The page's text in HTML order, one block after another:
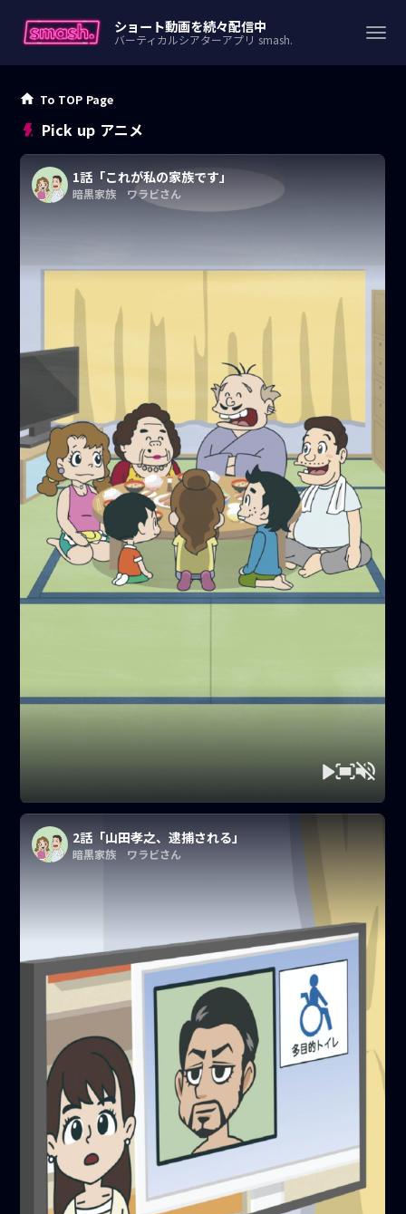
ショート動画を続々配信中
バーティカルシアターアプリ smash.
To TOP Page
Pick up アニメ
1話「これが私の家族です」
暗黒家族 ワラビさん
2話「山田孝之、逮捕される」
暗黒家族 ワラビさん